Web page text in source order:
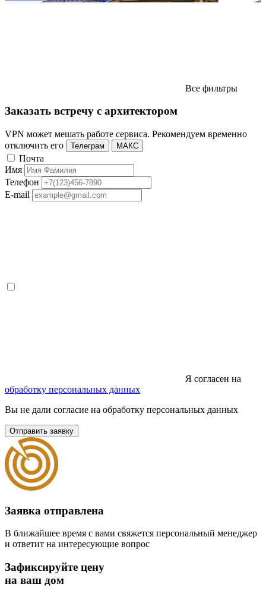
Все фильтры
Заказать встречу с архитектором
VPN может мешать работе сервиса. Рекомендуем временно
отключить его
Телеграм МАКС
Почта
Имя
Телефон
E-mail
Я согласен на
обработку персональных данных
Вы не дали согласие на обработку персональных данных
Отправить заявку
Заявка отправлена
В ближайшее время с вами свяжется персональный менеджер
и ответит на интересующие вопрос
Зафиксируйте цену
на ваш дом